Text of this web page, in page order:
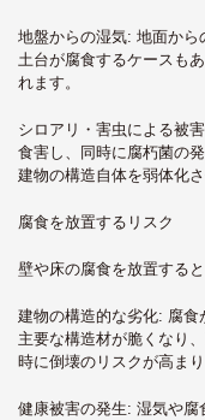
地盤からの湿気: 地面から
土台が腐食するケースも
れます。
シロアリ・害虫による被害
食害し、同時に腐朽菌の
建物の構造自体を弱体化
腐食を放置するリスク
壁や床の腐食を放置する
建物の構造的な劣化: 腐食
主要な構造材が脆くなり
時に倒壊のリスクが高まり
健康被害の発生: 湿気や腐